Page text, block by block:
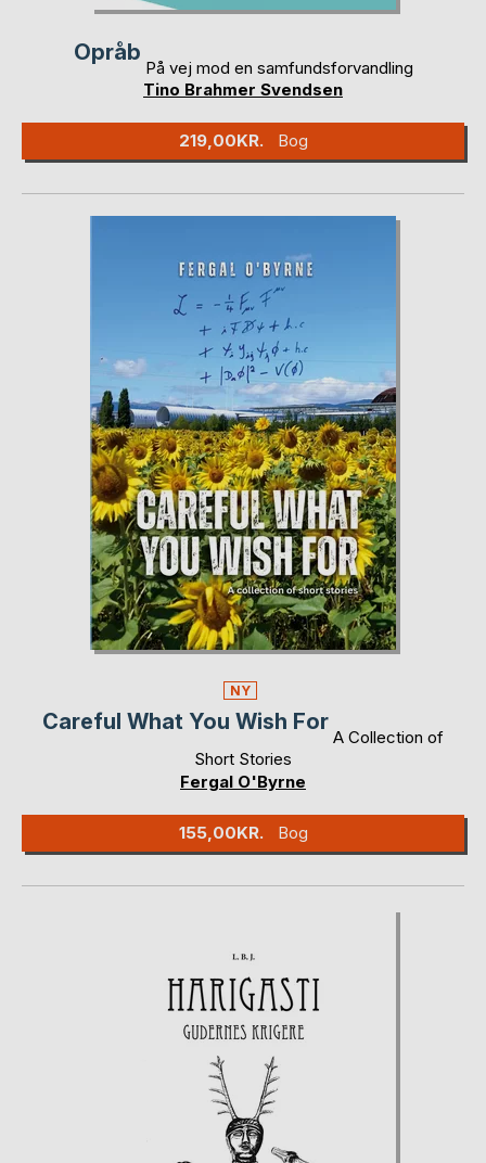
Opråb
På vej mod en samfundsforvandling
Tino Brahmer Svendsen
219,00KR. Bog
NY
Careful What You Wish For
A Collection of
Short Stories
Fergal O'Byrne
155,00KR. Bog